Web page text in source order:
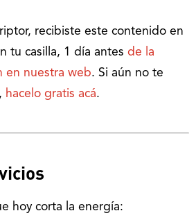
recibiste este contenido en
tu casilla, 1 día antes de la
en nuestra web. Si aún no te
hacelo gratis acá.
hoy corta la energía: